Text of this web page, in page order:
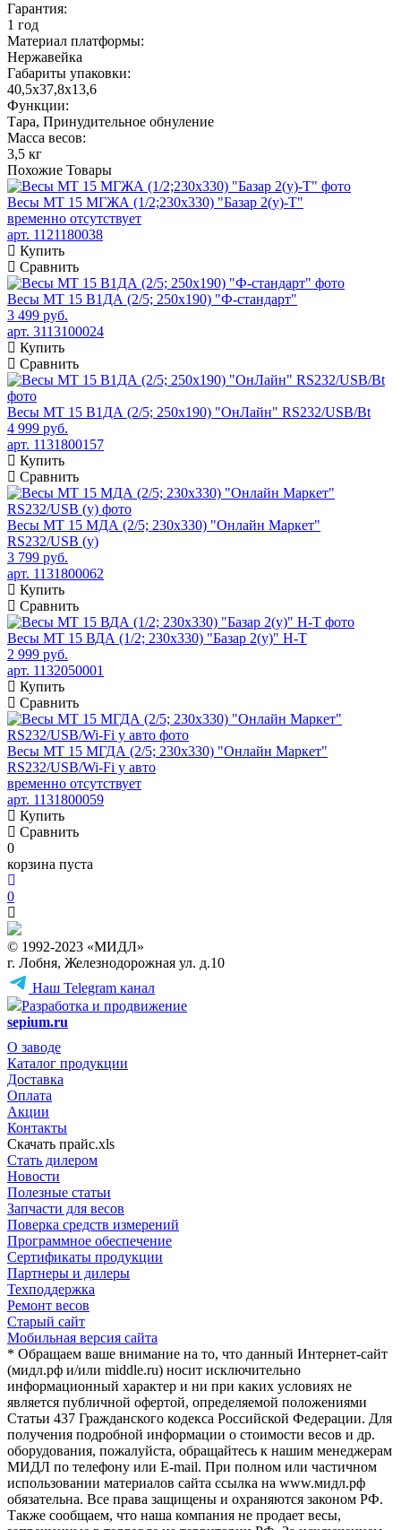
Гарантия:
1 год
Материал платформы:
Нержавейка
Габариты упаковки:
40,5х37,8х13,6
Функции:
Тара, Принудительное обнуление
Масса весов:
3,5 кг
Похожие Товары
Весы МТ 15 МГЖА (1/2;230х330) "Базар 2(у)-Т"
временно отсутствует
арт. 1121180038
Купить
Сравнить
Весы МТ 15 В1ДА (2/5; 250х190) "Ф-стандарт"
3 499 руб.
арт. 3113100024
Купить
Сравнить
Весы МТ 15 В1ДА (2/5; 250х190) "ОнЛайн" RS232/USB/Bt
4 999 руб.
арт. 1131800157
Купить
Сравнить
Весы МТ 15 МДА (2/5; 230х330) "Онлайн Маркет"
RS232/USB (у)
3 799 руб.
арт. 1131800062
Купить
Сравнить
Весы МТ 15 ВДА (1/2; 230х330) "Базар 2(у)" Н-Т
2 999 руб.
арт. 1132050001
Купить
Сравнить
Весы МТ 15 МГДА (2/5; 230х330) "Онлайн Маркет"
RS232/USB/Wi-Fi у авто
временно отсутствует
арт. 1131800059
Купить
Сравнить
0
корзина пуста
0
© 1992-2023 «МИДЛ»
г. Лобня, Железнодорожная ул. д.10
Наш Telegram канал
Разработка и продвижение
sepium.ru
О заводе
Каталог продукции
Доставка
Оплата
Акции
Контакты
Скачать прайс.xls
Стать дилером
Новости
Полезные статьи
Запчасти для весов
Поверка средств измерений
Программное обеспечение
Сертификаты продукции
Партнеры и дилеры
Техподдержка
Ремонт весов
Старый сайт
Мобильная версия сайта
* Обращаем ваше внимание на то, что данный Интернет-сайт
(мидл.рф и/или middle.ru) носит исключительно
информационный характер и ни при каких условиях не
является публичной офертой, определяемой положениями
Статьи 437 Гражданского кодекса Российской Федерации. Для
получения подробной информации о стоимости весов и др.
оборудования, пожалуйста, обращайтесь к нашим менеджерам
МИДЛ по телефону или E-mail. При полном или частичном
использовании материалов сайта ссылка на www.мидл.рф
обязательна. Все права защищены и охраняются законом РФ.
Также сообщаем, что наша компания не продает весы,